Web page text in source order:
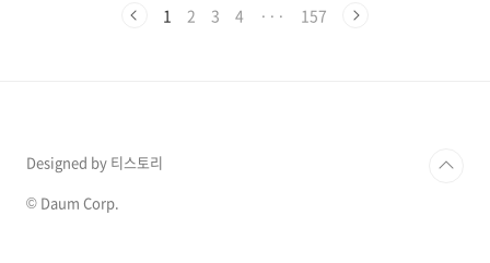
노동부, 한국통합물류협회, CJ대한통운, 롯데택배, 한진, 로젠, 경동택
1 2 3 4 ··· 157
Designed by 티스토리
© Daum Corp.